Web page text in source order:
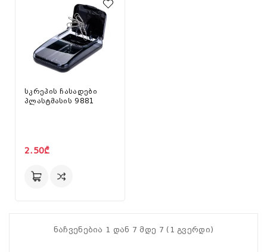
სკრეპის ჩასადები
პლასტმასის 9881
2.50₾
ნაჩვენებია 1 დან 7 მდე 7 (1 გვერდი)